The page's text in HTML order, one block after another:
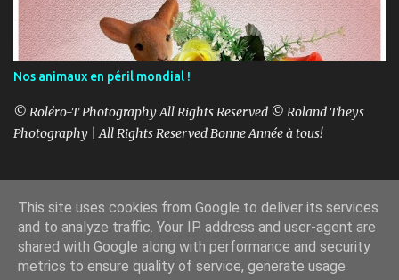
Nos animaux en péril mondial !
© Roléro-T Photography All Rights Reserved © Roland Theys
Photography | All Rights Reserved Bonne Année à tous!
Fourni par Blogger
Copyright Roland Theys - Roléro-T-1997-2025
This site uses cookies from Google to deliver its services
and to analyze traffic. Your IP address and user-agent are
shared with Google along with performance and security
metrics to ensure quality of service, generate usage